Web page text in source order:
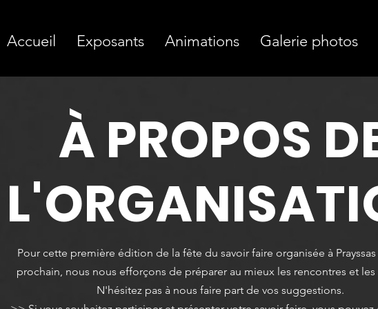
Accueil Exposants Animations Galerie photos
À PROPOS
Pour cette première édition de la fête du savoir faire organisée à Prayssas
prochain, nous nous efforçons de préparer au mieux les rencontres et
N'hésitez pas à nous faire part de vos suggestions.